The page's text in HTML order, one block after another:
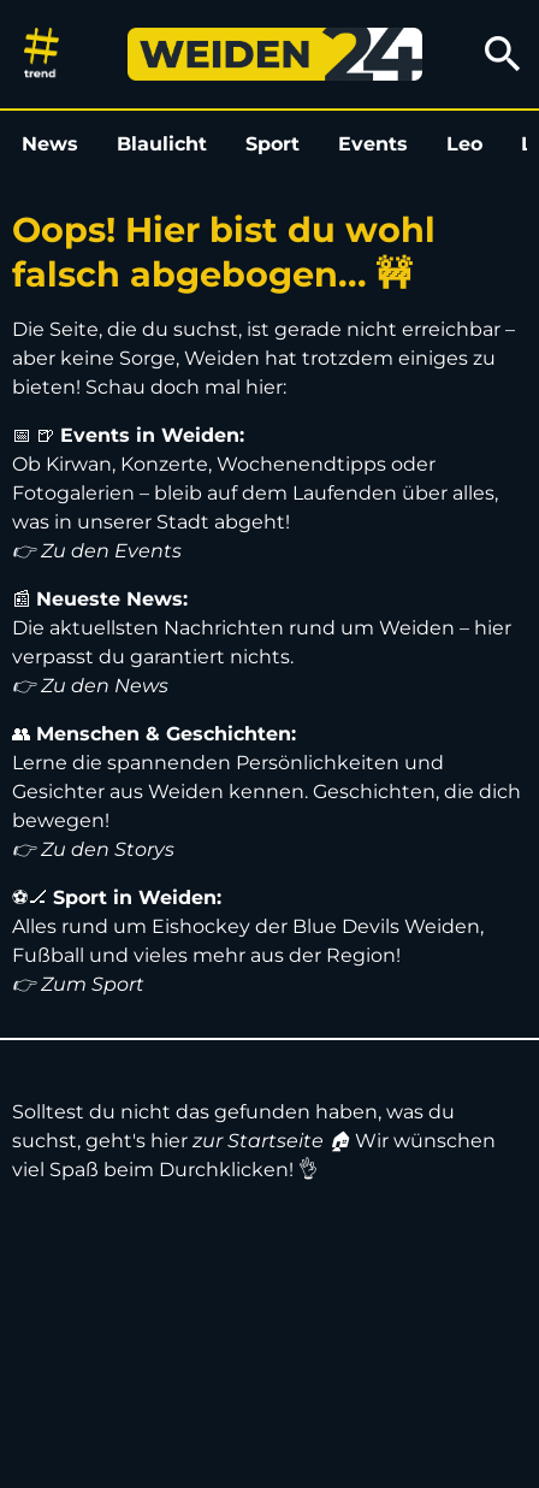
Oops! Hier bist du wohl falsch
search
News Blaulicht Sport Events Leo
Oops! Hier bist du wohl
falsch abgebogen... 🚧
Die Seite, die du suchst, ist gerade nicht erreichbar –
aber keine Sorge, Weiden hat trotzdem einiges zu
bieten! Schau doch mal hier:
📅 🍺 Events in Weiden:
Ob Kirwan, Konzerte, Wochenendtipps oder
Fotogalerien – bleib auf dem Laufenden über alles,
was in unserer Stadt abgeht!
👉 Zu den Events
📰 Neueste News:
Die aktuellsten Nachrichten rund um Weiden – hier
verpasst du garantiert nichts.
👉 Zu den News
👥 Menschen & Geschichten:
Lerne die spannenden Persönlichkeiten und
Gesichter aus Weiden kennen. Geschichten, die dich
bewegen!
👉 Zu den Storys
⚽️🏒 Sport in Weiden:
Alles rund um Eishockey der Blue Devils Weiden,
Fußball und vieles mehr aus der Region!
👉 Zum Sport
Solltest du nicht das gefunden haben, was du
suchst, geht's hier zur Startseite 🏠 Wir wünschen
viel Spaß beim Durchklicken! 👌